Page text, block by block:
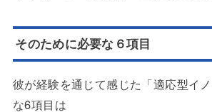
そのために必要な６項目
彼が経験を通じて感じた「適応型イ
な6項目は